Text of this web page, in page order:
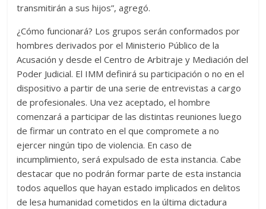
transmitirán a sus hijos”, agregó.
¿Cómo funcionará? Los grupos serán conformados por
hombres derivados por el Ministerio Público de la
Acusación y desde el Centro de Arbitraje y Mediación del
Poder Judicial. El IMM definirá su participación o no en el
dispositivo a partir de una serie de entrevistas a cargo
de profesionales. Una vez aceptado, el hombre
comenzará a participar de las distintas reuniones luego
de firmar un contrato en el que compromete a no
ejercer ningún tipo de violencia. En caso de
incumplimiento, será expulsado de esta instancia. Cabe
destacar que no podrán formar parte de esta instancia
todos aquellos que hayan estado implicados en delitos
de lesa humanidad cometidos en la última dictadura